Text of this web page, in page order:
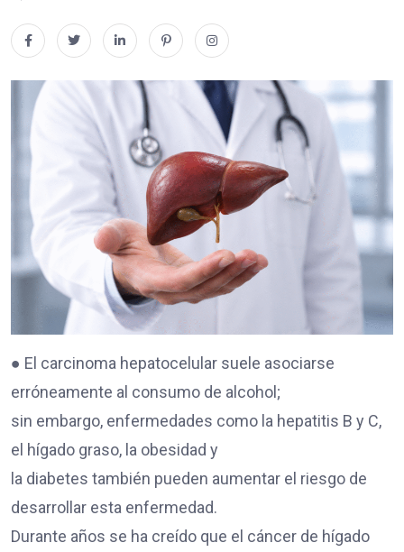
● El carcinoma hepatocelular suele asociarse
erróneamente al consumo de alcohol;
sin embargo, enfermedades como la hepatitis B y C,
el hígado graso, la obesidad y
la diabetes también pueden aumentar el riesgo de
desarrollar esta enfermedad.
Durante años se ha creído que el cáncer de hígado